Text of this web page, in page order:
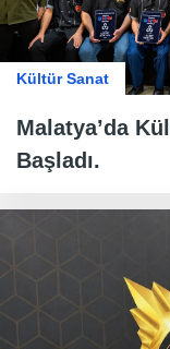
Kültür Sanat
Malatya’da
Başladı.